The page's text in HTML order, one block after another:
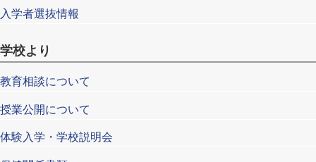
入学者選抜情報
学校より
教育相談について
授業公開について
体験入学・学校説明会